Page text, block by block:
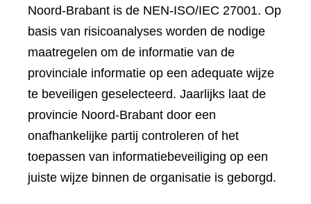
Noord-Brabant is de NEN-ISO/IEC 27001. Op
basis van risicoanalyses worden de nodige
maatregelen om de informatie van de
provinciale informatie op een adequate wijze
te beveiligen geselecteerd. Jaarlijks laat de
provincie Noord-Brabant door een
onafhankelijke partij controleren of het
toepassen van informatiebeveiliging op een
juiste wijze binnen de organisatie is geborgd.